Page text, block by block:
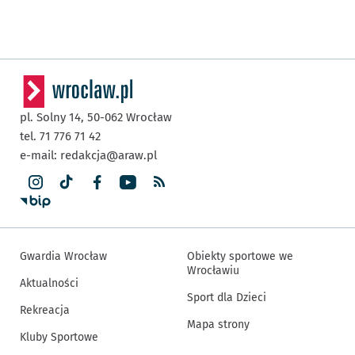
pl. Solny 14, 50-062 Wrocław
tel. 71 776 71 42
e-mail: redakcja@araw.pl
Gwardia Wrocław
Aktualności
Rekreacja
Kluby Sportowe
Obiekty sportowe we
Wrocławiu
Sport dla Dzieci
Mapa strony